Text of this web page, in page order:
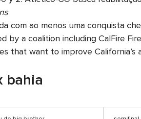
com ao menos uma conquista
by a coalition including CalFire
that want to improve
bahia